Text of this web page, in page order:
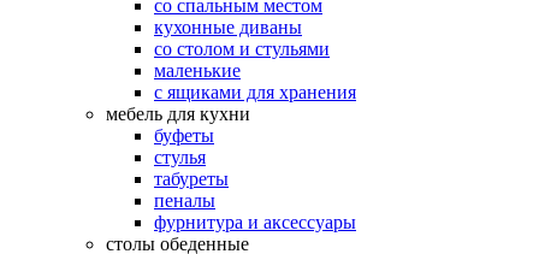
со спальным местом
кухонные диваны
со столом и стульями
маленькие
с ящиками для хранения
мебель для кухни
буфеты
стулья
табуреты
пеналы
фурнитура и аксессуары
столы обеденные